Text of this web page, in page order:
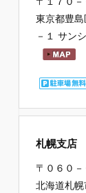
東京都豊島
－１ サン
札幌支店
〒０６０－
北海道札